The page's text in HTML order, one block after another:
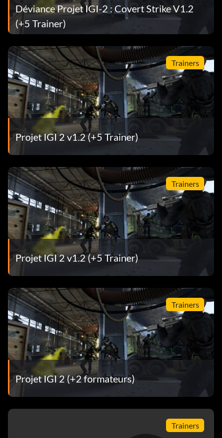
Déviance Projet IGI-2 : Covert Strike V1.2
(+5 Trainer)
Trainers
Projet IGI 2 v1.2 (+5 Trainer)
Trainers
Projet IGI 2 v1.2 (+5 Trainer)
Trainers
Projet IGI 2 (+2 formateurs)
Trainers